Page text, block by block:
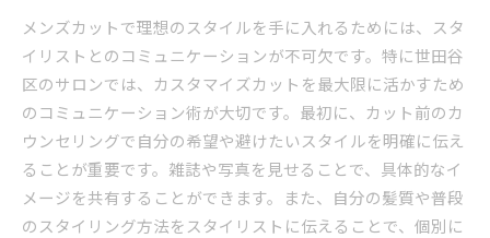
メンズカットで理想のスタイルを手に入れるためには、スタ
イリストとのコミュニケーションが不可欠です。特に世田谷
区のサロンでは、カスタマイズカットを最大限に活かすため
のコミュニケーション術が大切です。最初に、カット前のカ
ウンセリングで自分の希望や避けたいスタイルを明確に伝え
ることが重要です。雑誌や写真を見せることで、具体的なイ
メージを共有することができます。また、自分の髪質や普段
のスタイリング方法をスタイリストに伝えることで、個別に